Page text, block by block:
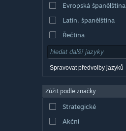
Evropská španělština
Latin. španělština
Řečtina
Spravovat předvolby jazyků
Zúžit podle značky
Strategické
Akční